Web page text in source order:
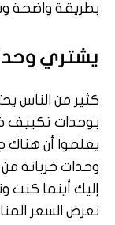
بطريقة واضحة
يشتري
كثير من الناس
بوحدات تكييف
يعلموا أن
وحدات خربانة
إليك أينما
نعرض السعر